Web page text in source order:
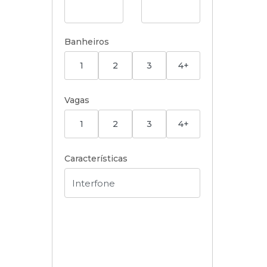
Banheiros
1 2 3 4+
Vagas
1 2 3 4+
Características